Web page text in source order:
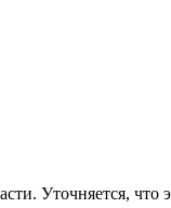
Уточняется, что